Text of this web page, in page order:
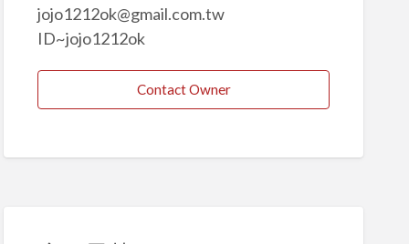
jojo1212ok@gmail.com.tw
ID~jojo1212ok
Contact Owner